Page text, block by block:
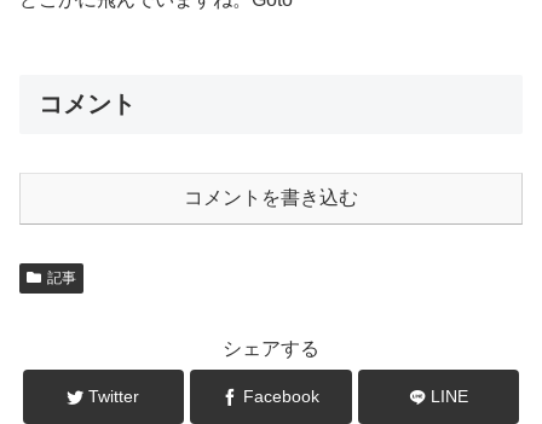
コメント
コメントを書き込む
記事
シェアする
Twitter Facebook LINE